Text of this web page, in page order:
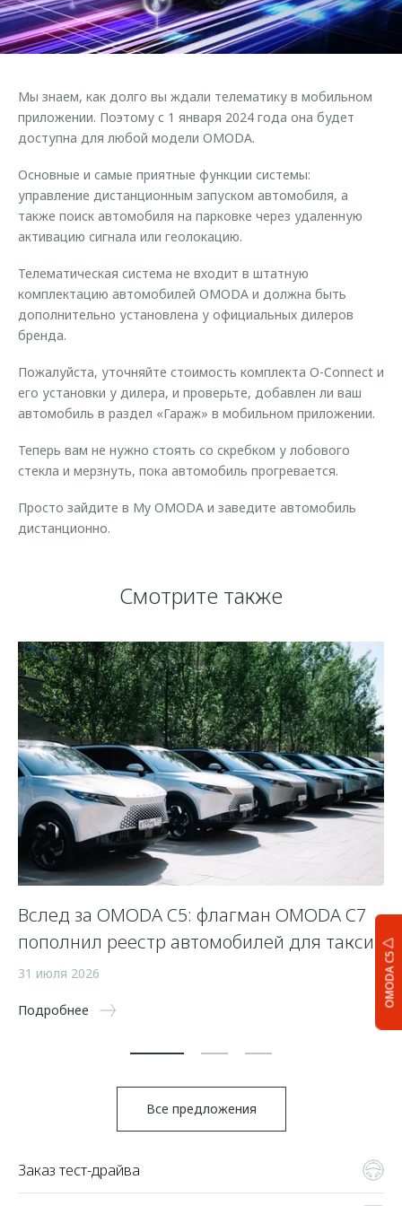
Страхование
Кредитный калькулятор
Одежда и сувениры
Оригинальные аксессуары
Трейд-ин
Калькулятор трейд-ин
Клиентская поддержка
O&J Автоклуб
Приложение O&J
Аксессуары
Одежда и сувениры
Оригинальные аксессуары
Запчасти
Обратная связь
OMODA C5
Мы знаем, как долго вы ждали телематику в мобильном
приложении. Поэтому с 1 января 2024 года она будет
доступна для любой модели OMODA.
Основные и самые приятные функции системы:
управление дистанционным запуском автомобиля, а
также поиск автомобиля на парковке через удаленную
активацию сигнала или геолокацию.
Телематическая система не входит в штатную
комплектацию автомобилей OMODA и должна быть
дополнительно установлена у официальных дилеров
бренда.
Пожалуйста, уточняйте стоимость комплекта O-Connect и
его установки у дилера, и проверьте, добавлен ли ваш
автомобиль в раздел «Гараж» в мобильном приложении.
Теперь вам не нужно стоять со скребком у лобового
стекла и мерзнуть, пока автомобиль прогревается.
Просто зайдите в My OMODA и заведите автомобиль
дистанционно.
Смотрите также
Вслед за OMODA C5: флагман OMODA C7
пополнил реестр автомобилей для такси
31 июля 2026
Подробнее
5
Все предложения
Заказ тест-драйва